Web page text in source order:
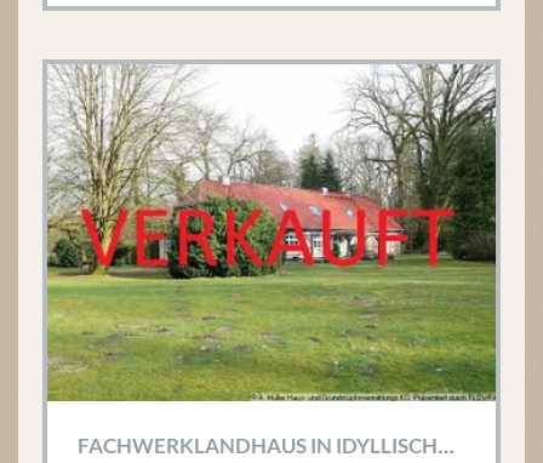
F
ACHWERKLANDHAUS IN IDYLLISCHER LAGE AN DER LUHE!